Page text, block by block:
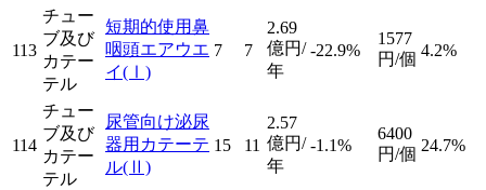
113
チュー
ブ及び
カテー
テル
短期的使用鼻
咽頭エアウエ
イ(Ⅰ)
7 7
2.69
億円/
年
-22.9%
1577
円/個 4.2%
114
チュー
ブ及び
カテー
テル
尿管向け泌尿
器用カテーテ
ル(Ⅱ)
15 11
2.57
億円/
年
-1.1%
6400
円/個 24.7%